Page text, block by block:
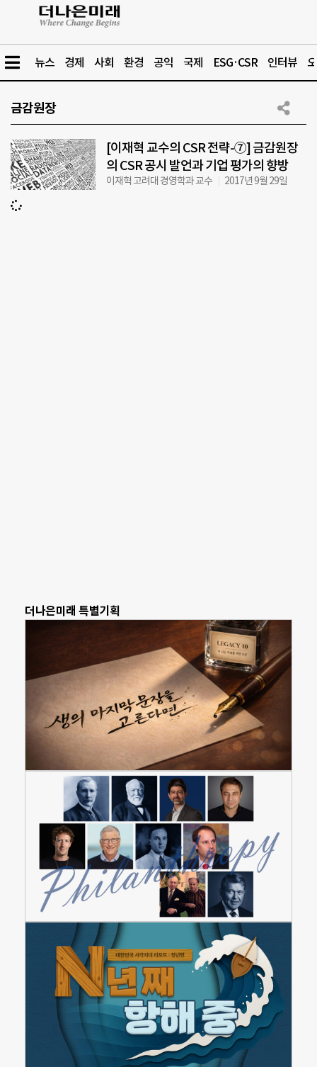
뉴스 경제 사회 환경 공익 국제 ESG·CSR 인터뷰
금감원장
[이재혁 교수의 CSR 전략-⑦] 금감원장
의 CSR 공시 발언과 기업 평가의 향방
이재혁 고려대 경영학과 교수 2017년 9월 29일
더나은미래 특별기획